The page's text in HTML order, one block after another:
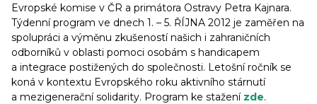
Evropské komise v ČR a primátora Ostravy Petra Kajnara.
Týdenní program ve dnech 1. – 5. ŘÍJNA 2012 je zaměřen na
spolupráci a výměnu zkušeností našich i zahraničních
odborníků v oblasti pomoci osobám s handicapem
a integrace postižených do společnosti. Letošní ročník se
koná v kontextu Evropského roku aktivního stárnutí
a mezigenerační solidarity. Program ke stažení zde.